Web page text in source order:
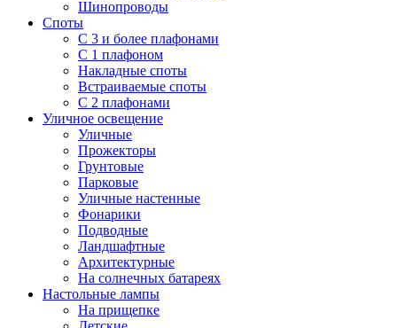
Шинопроводы
Споты
С 3 и более плафонами
С 1 плафоном
Накладные споты
Встраиваемые споты
С 2 плафонами
Уличное освещение
Уличные
Прожекторы
Грунтовые
Парковые
Уличные настенные
Фонарики
Подводные
Ландшафтные
Архитектурные
На солнечных батареях
Настольные лампы
На прищепке